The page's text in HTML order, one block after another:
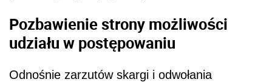
Pozbawienie strony możliwości
udziału w postępowaniu
Odnośnie zarzutów skargi i odwołania